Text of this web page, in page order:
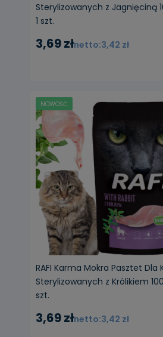
Sterylizowanych z Jagnięciną
1 szt.
3,69 zł 3,42 zł
RAFI Karma Mokra Pasztet Dla
Sterylizowanych z Królikiem
szt.
3,69 zł 3,42 zł
NOWOŚĆ